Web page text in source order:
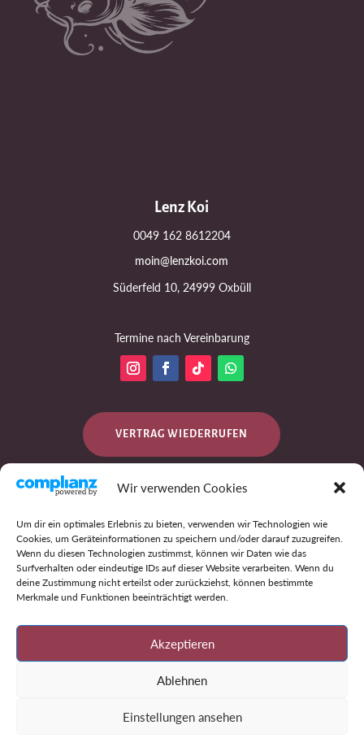
Wir verwenden Cookies
Um dir ein optimales Erlebnis zu bieten, verwenden wir Technologien wie
Cookies, um Geräteinformationen zu speichern und/oder darauf zuzugreifen.
Wenn du diesen Technologien zustimmst, können wir Daten wie das
Surfverhalten oder eindeutige IDs auf dieser Website verarbeiten. Wenn du
deine Zustimmung nicht erteilst oder zurückziehst, können bestimmte
Merkmale und Funktionen beeinträchtigt werden.
Akzeptieren
Ablehnen
Einstellungen ansehen
Lenz Koi
0049 162 8612204
moin@lenzkoi.com
Süderfeld 10, 24999 Oxbüll
Termine nach Vereinbarung
VERTRAG WIEDERRUFEN
IMPRESSUM